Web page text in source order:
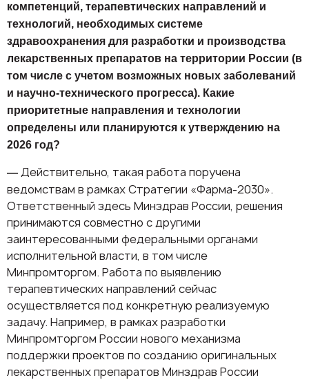
компетенций, терапевтических направлений и
технологий, необходимых системе
здравоохранения для разработки и производства
лекарственных препаратов на территории России (в
том числе с учетом возможных новых заболеваний
и научно-технического прогресса). Какие
приоритетные направления и технологии
определены или планируются к утверждению на
2026 год?
— Действительно, такая работа поручена
ведомствам в рамках Стратегии «Фарма-2030».
Ответственный здесь Минздрав России, решения
принимаются совместно с другими
заинтересованными федеральными органами
исполнительной власти, в том числе
Минпромторгом. Работа по выявлению
терапевтических направлений сейчас
осуществляется под конкретную реализуемую
задачу. Например, в рамках разработки
Минпромторгом России нового механизма
поддержки проектов по созданию оригинальных
лекарственных препаратов Минздрав России